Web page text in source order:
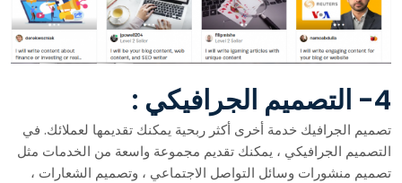
4- التصميم الجرافيكي :
تصميم الجرافيك خدمة أخرى أكثر ربحية يمكنك تقديمها لعملائك. في
التصميم الجرافيكي ، يمكنك تقديم مجموعة واسعة من الخدمات مثل
تصميم منشورات وسائل التواصل الاجتماعي ، وتصميم الشعارات ،